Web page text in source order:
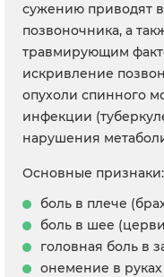
сужению приводят
позвоночника, а
травмирующим
искривление
опухоли спинного
инфекции
нарушения
Основные признаки:
боль в плече
боль в шее
головная боль в
онемение в руках